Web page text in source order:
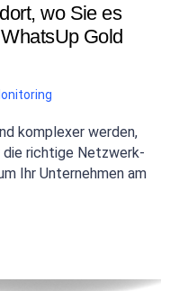
wo Sie es
Gold
komplexer werden,
die richtige Netzwerk-
Ihr Unternehmen am